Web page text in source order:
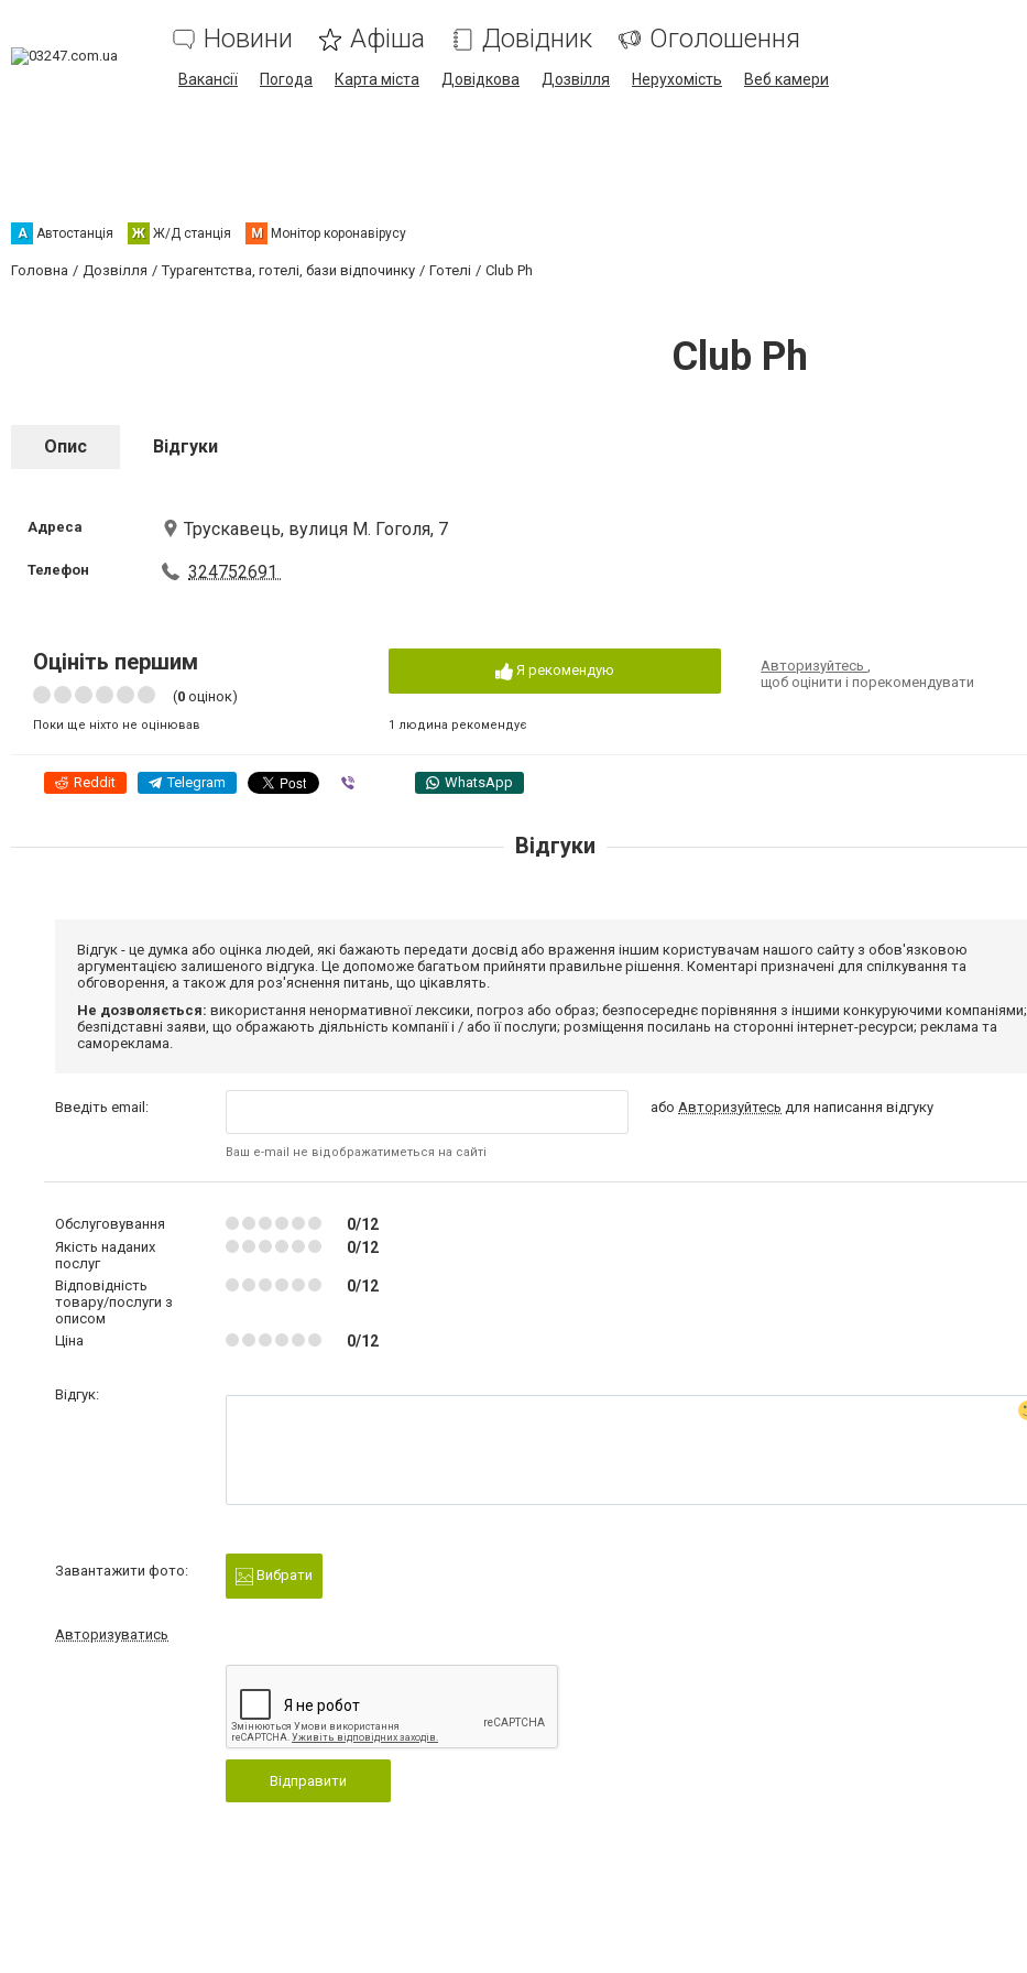
Новини Афіша Довідник Оголошення
Вакансії Погода Карта міста Довідкова Дозвілля Нерухомість Веб камери
А Автостанція Ж Ж/Д станція М Монітор коронавірусу
Головна Дозвілля Турагентства, готелі, бази відпочинку Готелі Club Ph
Club Ph
Опис Відгуки
Адреса Трускавець, вулиця М. Гоголя, 7
Телефон 324752691
Оцініть першим
(0 оцінок)
Поки ще ніхто не оцінював
Я рекомендую
1 людина рекомендує
Авторизуйтесь,
щоб оцінити і порекомендувати
Reddit Telegram WhatsApp
Відгуки
Відгук - це думка або оцінка людей, які бажають передати досвід або враження іншим користувачам нашого сайту з обов'язковою
аргументацією залишеного відгука. Це допоможе багатьом прийняти правильне рішення. Коментарі призначені для спілкування та
обговорення, а також для роз'яснення питань, що цікавлять.
Не дозволяється: використання ненормативної лексики, погроз або образ; безпосереднє порівняння з іншими конкуруючими компаніями;
безпідставні заяви, що ображають діяльність компанії і / або її послуги; розміщення посилань на сторонні інтернет-ресурси; реклама та
самореклама.
Введіть email:
Ваш e-mail не відображатиметься на сайті
абоАвторизуйтесь для написання відгуку
Обслуговування 0/12
Якість наданих
послуг
0/12
Відповідність
товару/послуги з
описом
0/12
Ціна 0/12
Відгук:
Завантажити фото: Вибрати
Авторизуватись
Відправити